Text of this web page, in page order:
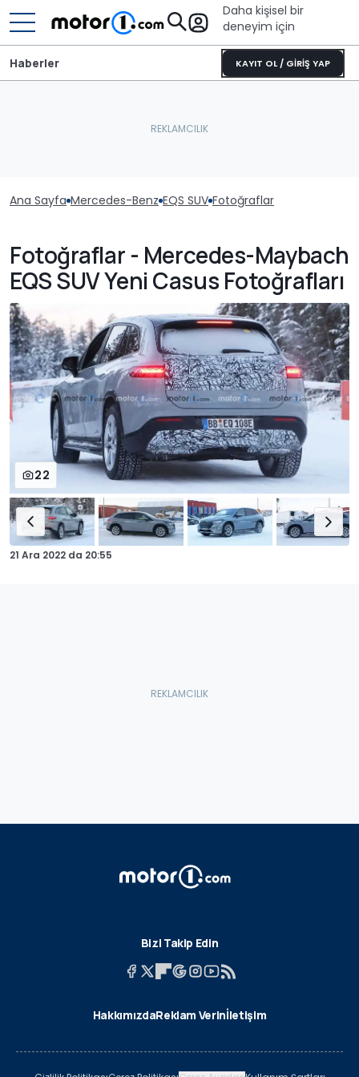
Daha kişisel bir
deneyim için
KAYIT OL / GİRİŞ YAP
Haberler
Ana Sayfa Mercedes-Benz EQS SUV Fotoğraflar
Fotoğraflar - Mercedes-Maybach
EQS SUV Yeni Casus Fotoğrafları
22
21 Ara 2022 da 20:55
Bizi Takip Edin
HakkımızdaReklam Verinİletişim